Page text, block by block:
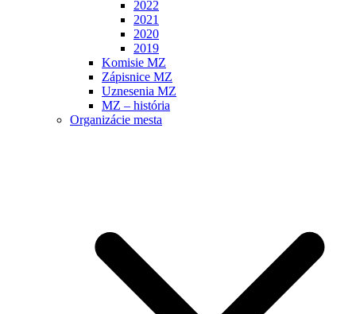
2022
2021
2020
2019
Komisie MZ
Zápisnice MZ
Uznesenia MZ
MZ – história
Organizácie mesta